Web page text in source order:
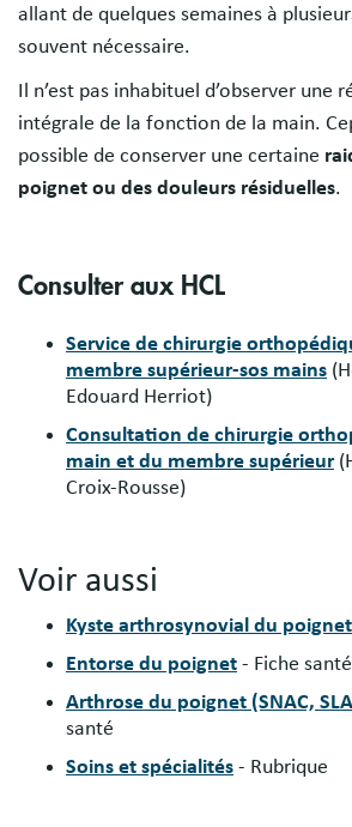
allant de quelques semaines à
souvent nécessaire.
Il n’est pas inhabituel d’observer une
intégrale de la fonction de la main.
possible de conserver une certaine
poignet ou des douleurs résiduelles.
Consulter aux HCL
Service de chirurgie
membre supérieur-sos mains
Edouard Herriot)
Consultation de chirurgie
main et du membre supérieur
Croix-Rousse)
Voir aussi
Kyste arthrosynovial du poignet
Entorse du poignet - Fiche santé
Arthrose du poignet (SNAC,
santé
Soins et spécialités - Rubrique